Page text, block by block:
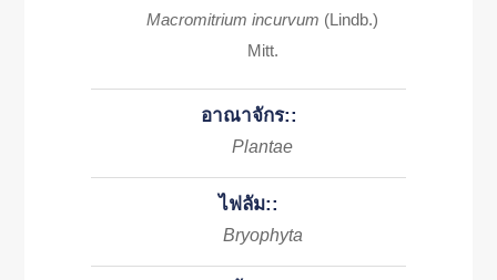
Macromitrium incurvum (Lindb.)
Mitt.
อาณาจักร::
Plantae
ไฟลัม::
Bryophyta